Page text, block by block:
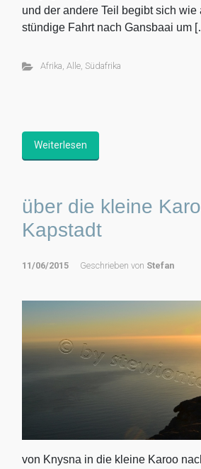
und der andere Teil begibt sich wie
stündige Fahrt nach Gansbaai um
Afrika Alle, Südafrika
Weiterlesen
über die kleine
Kapstadt
11/06/2015 Geschrieben von Stefan
von Knysna in die kleine Karoo